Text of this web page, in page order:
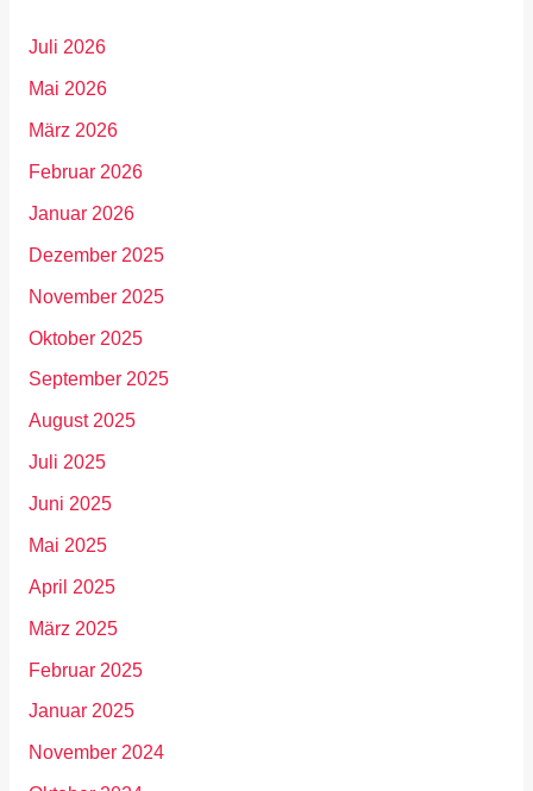
Juli 2026
Mai 2026
März 2026
Februar 2026
Januar 2026
Dezember 2025
November 2025
Oktober 2025
September 2025
August 2025
Juli 2025
Juni 2025
Mai 2025
April 2025
März 2025
Februar 2025
Januar 2025
November 2024